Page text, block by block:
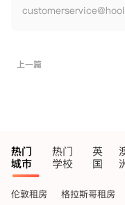
上一篇
热门
城市
热门
学校
英
国
伦敦租房 格拉斯哥租房